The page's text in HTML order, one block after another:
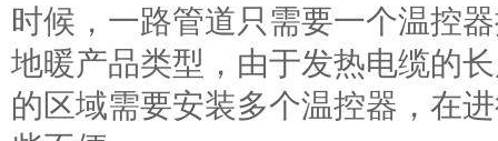
时候，一路管道只需要一个温控
地暖产品类型，由于发热电缆的
的区域需要安装多个温控器，在